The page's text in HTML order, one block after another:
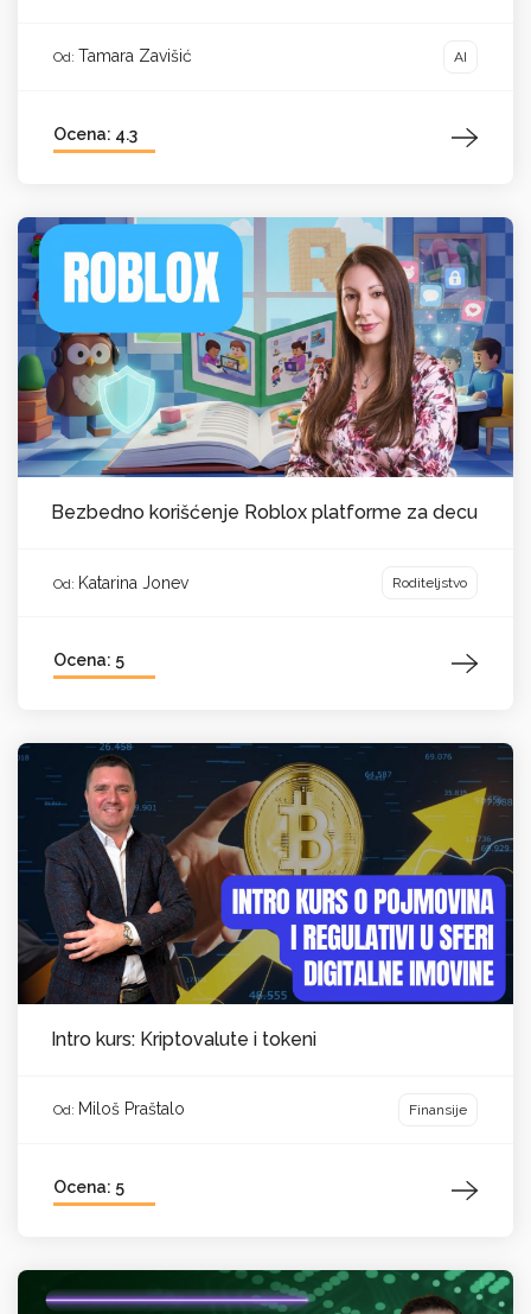
Od: Tamara Zavišić AI
Ocena: 4.3
Bezbedno korišćenje Roblox platforme za decu
Od: Katarina Jonev Roditeljstvo
Ocena: 5
Intro kurs: Kriptovalute i tokeni
Od: Miloš Praštalo Finansije
Ocena: 5